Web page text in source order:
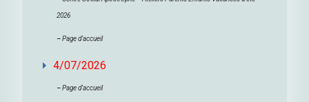
2026
–Page d’accueil
4/07/2026
–Page d’accueil